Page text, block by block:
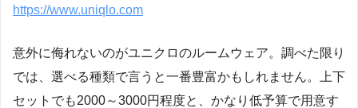
https://www.uniqlo.com
意外に侮れないのがユニクロのルームウェア。調べた限り
では、選べる種類で言うと一番豊富かもしれません。上下
セットでも2000～3000円程度と、かなり低予算で用意す